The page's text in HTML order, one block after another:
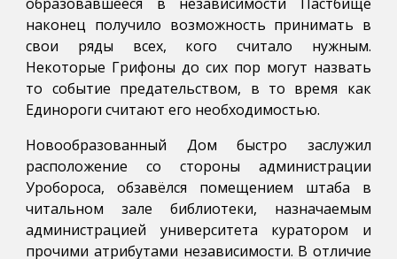
наконец получило возможность принимать в
свои ряды всех, кого считало нужным.
Некоторые Грифоны до сих пор могут назвать
то событие предательством, в то время как
Единороги считают его необходимостью.
Новообразованный Дом быстро заслужил
расположение со стороны администрации
Уробороса, обзавёлся помещением штаба в
читальном зале библиотеки, назначаемым
администрацией университета куратором и
прочими атрибутами независимости. В отличие